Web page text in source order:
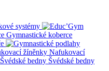
systémy
Gymnastické koberce
Nafukovací
Švédské bedny